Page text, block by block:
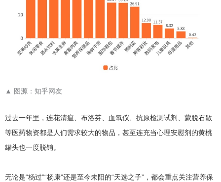
▲ 图源：知乎网友
过去一年里，连花清瘟、布洛芬、血氧仪、抗原检测试剂、蒙脱石散
等医药物资都是人们需求较大的物品，甚至连充当心理安慰剂的黄桃
罐头也一度脱销。
无论是“杨过”“杨康”还是至今未阳的“天选之子”，都会重点关注营养保